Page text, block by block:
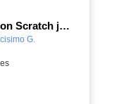
Programa con Scratch juegos con los partidos del mundial 2026 ganados por España
G.